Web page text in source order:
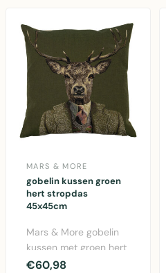
MARS & MORE
gobelin kussen groen
hert stropdas
45x45cm
Mars & More gobelin
kussen met groen hert
en stropdas design.
€60,98